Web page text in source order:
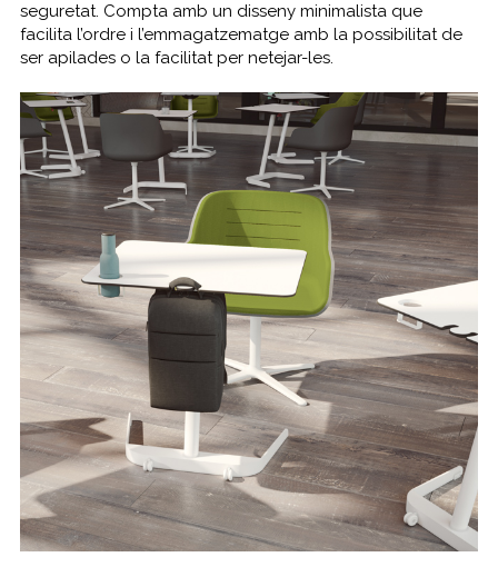
seguretat. Compta amb un disseny minimalista que
facilita l’ordre i l’emmagatzematge amb la possibilitat de
ser apilades o la facilitat per netejar-les.